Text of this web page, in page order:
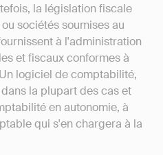
la législation fiscale
sociétés soumises au
à l'administration
et fiscaux conformes à
logiciel de comptabilité,
la plupart des cas et
en autonomie, à
qui s'en chargera à la